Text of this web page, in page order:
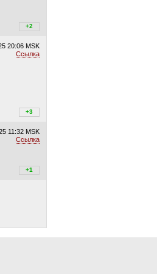
+2
+2/–0
20:06 MSK
Ссылка
+3
+3/–0
11:32 MSK
Ссылка
+1
+1/